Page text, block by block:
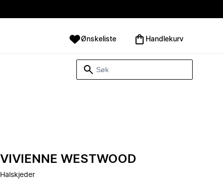
Ønskeliste Handlekurv
VIVIENNE WESTWOOD
Halskjeder